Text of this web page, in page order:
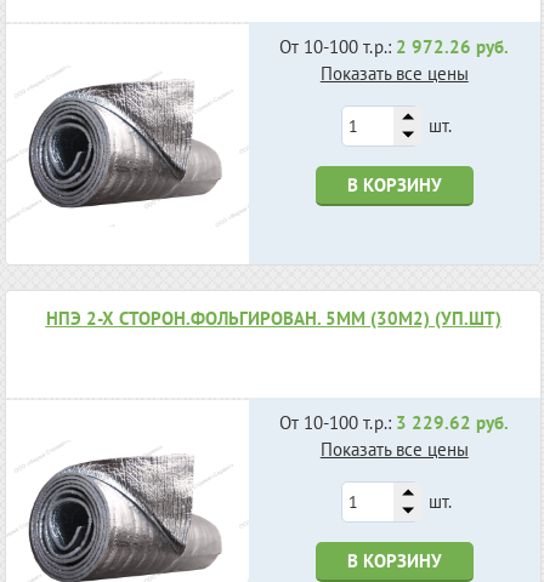
От 10-100 т.р.: 2 972.26 руб.
Показать все цены
шт.
В КОРЗИНУ
НПЭ 2-Х СТОРОН.ФОЛЬГИРОВАН. 5ММ (30М2) (УП.ШТ)
От 10-100 т.р.: 3 229.62 руб.
Показать все цены
шт.
В КОРЗИНУ